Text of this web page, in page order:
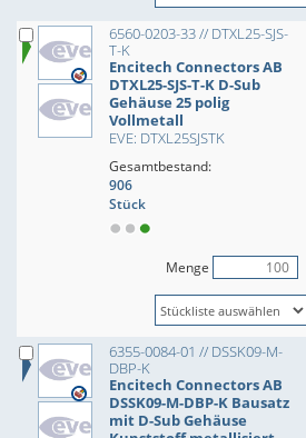
6560-0203-33 // DTXL25-SJS-
T-K
Encitech Connectors AB
DTXL25-SJS-T-K D-Sub
Gehäuse 25 polig
Vollmetall
EVE: DTXL25SJSTK
Gesamtbestand:
906
Stück
Menge
6355-0084-01 // DSSK09-M-
DBP-K
Encitech Connectors AB
DSSK09-M-DBP-K Bausatz
mit D-Sub Gehäuse